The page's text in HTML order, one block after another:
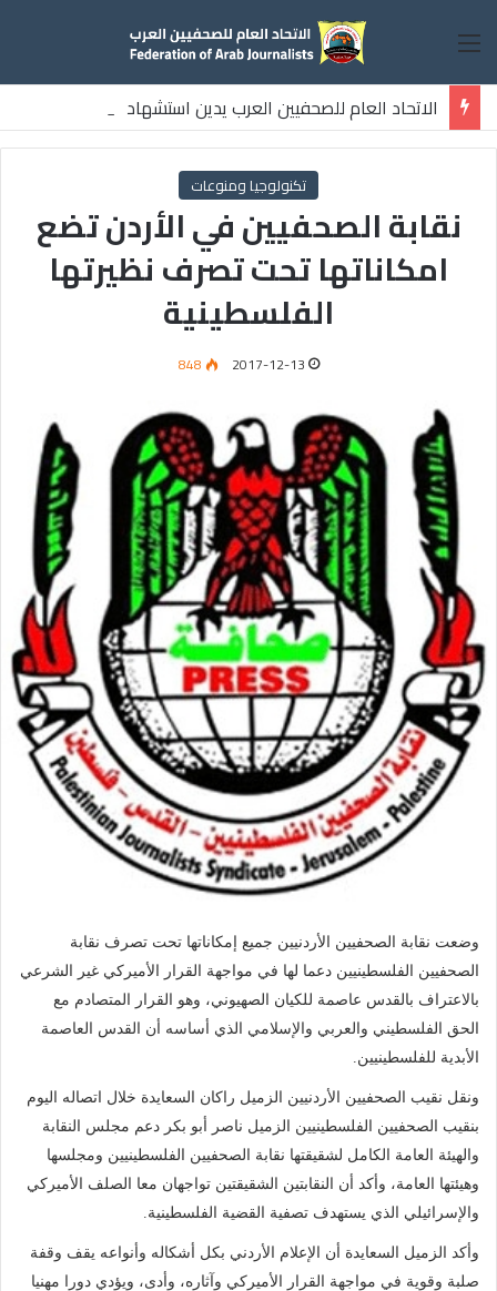
القائمة
الاتحاد العام للصحفيين العرب يدين استشهاد
ثلاثة صحفيين فلسطينيين باستهداف إسرائيلي وسط قطاع غزة
تكنولوجيا ومنوعات
نقابة الصحفيين في الأردن تضع
امكاناتها تحت تصرف نظيرتها
الفلسطينية
2017-12-13
848
وضعت نقابة الصحفيين الأردنيين جميع إمكاناتها تحت تصرف نقابة
الصحفيين الفلسطينيين دعما لها في مواجهة القرار الأميركي غير الشرعي
بالاعتراف بالقدس عاصمة للكيان الصهيوني، وهو القرار المتصادم مع
الحق الفلسطيني والعربي والإسلامي الذي أساسه أن القدس العاصمة
الأبدية للفلسطينيين.
ونقل نقيب الصحفيين الأردنيين الزميل راكان السعايدة خلال اتصاله اليوم
بنقيب الصحفيين الفلسطينيين الزميل ناصر أبو بكر دعم مجلس النقابة
والهيئة العامة الكامل لشقيقتها نقابة الصحفيين الفلسطينيين ومجلسها
وهيئتها العامة، وأكد أن النقابتين الشقيقتين تواجهان معا الصلف الأميركي
والإسرائيلي الذي يستهدف تصفية القضية الفلسطينية.
وأكد الزميل السعايدة أن الإعلام الأردني بكل أشكاله وأنواعه يقف وقفة
صلبة وقوية في مواجهة القرار الأميركي وآثاره، وأدى، ويؤدي دورا مهنيا